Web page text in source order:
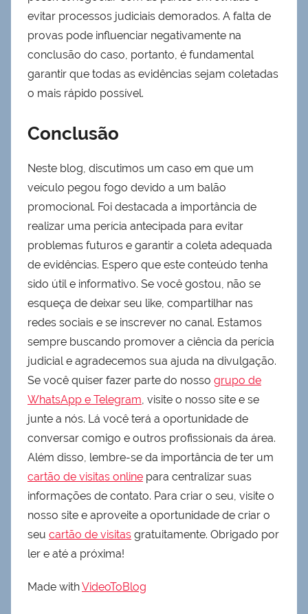
evitar processos judiciais demorados. A falta de
provas pode influenciar negativamente na
conclusão do caso, portanto, é fundamental
garantir que todas as evidências sejam coletadas
o mais rápido possível.
Conclusão
Neste blog, discutimos um caso em que um
veículo pegou fogo devido a um balão
promocional. Foi destacada a importância de
realizar uma perícia antecipada para evitar
problemas futuros e garantir a coleta adequada
de evidências. Espero que este conteúdo tenha
sido útil e informativo. Se você gostou, não se
esqueça de deixar seu like, compartilhar nas
redes sociais e se inscrever no canal. Estamos
sempre buscando promover a ciência da perícia
judicial e agradecemos sua ajuda na divulgação.
Se você quiser fazer parte do nosso grupo de
WhatsApp e Telegram, visite o nosso site e se
junte a nós. Lá você terá a oportunidade de
conversar comigo e outros profissionais da área.
Além disso, lembre-se da importância de ter um
cartão de visitas online para centralizar suas
informações de contato. Para criar o seu, visite o
nosso site e aproveite a oportunidade de criar o
seu cartão de visitas gratuitamente. Obrigado por
ler e até a próxima!
Made withVideoToBlog